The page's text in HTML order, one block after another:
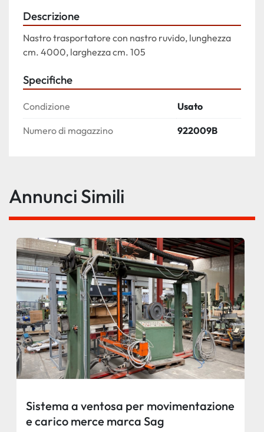
Descrizione
Nastro trasportatore con nastro ruvido, lunghezza
cm. 4000, larghezza cm. 105
Specifiche
Condizione Usato
Numero di magazzino 922009B
Annunci Simili
Sistema a ventosa per movimentazione
e carico merce marca Sag